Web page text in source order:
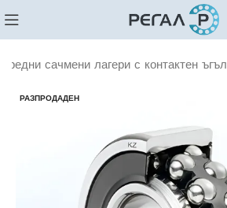
сачмени лагери с контактен ъгъл
РАЗПРОДАДЕН